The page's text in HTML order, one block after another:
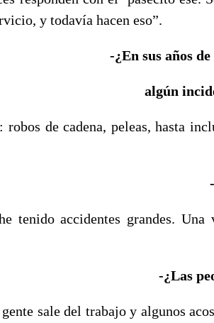
y todavía hacen eso”.
-¿En sus años
algún
de cadena, peleas, hasta
tenido accidentes grandes.
-¿Las
sale del trabajo y algunos